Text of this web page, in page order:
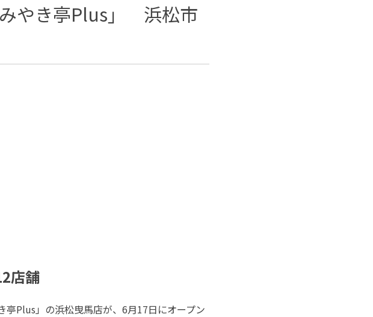
やき亭Plus」 浜松市
店舗
Plus」の浜松曳馬店が、6月17日にオープン